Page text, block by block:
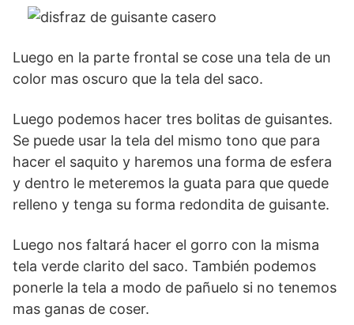
Luego en la parte frontal se cose una tela de un
color mas oscuro que la tela del saco.
Luego podemos hacer tres bolitas de guisantes.
Se puede usar la tela del mismo tono que para
hacer el saquito y haremos una forma de esfera
y dentro le meteremos la guata para que quede
relleno y tenga su forma redondita de guisante.
Luego nos faltará hacer el gorro con la misma
tela verde clarito del saco. También podemos
ponerle la tela a modo de pañuelo si no tenemos
mas ganas de coser.